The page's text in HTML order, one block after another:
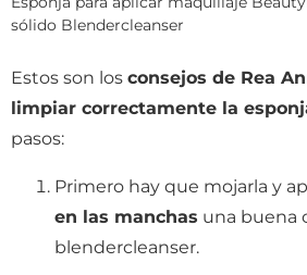
sólido Blendercleanser
Estos son los consejos de Rea
limpiar correctamente la
pasos:
Primero hay que mojarla y
en las manchas una buena
blendercleanser.